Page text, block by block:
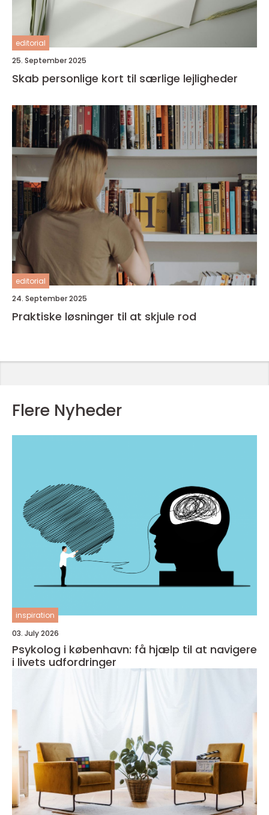
editorial
25. September 2025
Skab personlige kort til særlige lejligheder
editorial
24. September 2025
Praktiske løsninger til at skjule rod
Flere Nyheder
inspiration
03. July 2026
Psykolog i københavn: få hjælp til at navigere
i livets udfordringer